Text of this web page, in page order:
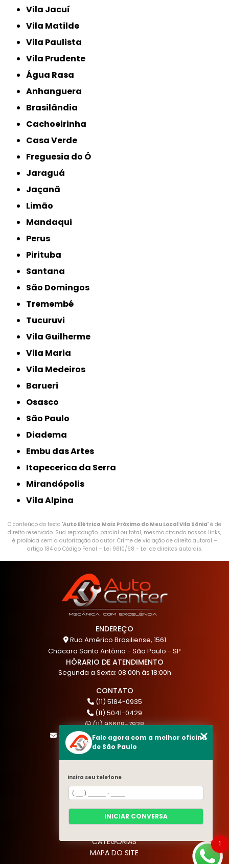
Vila Jacuí
Vila Matilde
Vila Paulista
Vila Prudente
Água Rasa
Anhanguera
Brasilândia
Cachoeirinha
Casa Verde
Freguesia do Ó
Jaraguá
Jaçanã
Limão
Mandaqui
Perus
Pirituba
Santana
São Domingos
Tremembé
Tucuruvi
Vila Guilherme
Vila Maria
Vila Medeiros
Barueri
Osasco
São Paulo
Diadema
Embu das Artes
Itapecerica da Serra
Mirandópolis
Vila Alpina
O conteúdo do texto "Auto Elétrica Mais Próximo do Meu Local Vila Sônia" é de
direito reservado. Sua reprodução, parcial ou total, mesmo citando nossos links,
é proibida sem a autorização do autor. Crime de violação de direito autoral –
artigo 184 do Código Penal – Lei 9610/98 - Lei de direitos autorais.
ENDEREÇO
Rua Américo Brasiliense, 1561
Chácara Santo Antônio - São Paulo - SP
HÓRARIO DE ATENDIMENTO
Segunda a Sexta: 08:00h às 18:00h
CONTATO
(11) 5184-0935
(11) 5041-0429
(11) 96608-7938
atendimento@akautocenter.com.br
MENU
HOME
QUEM SOMOS
SERVIÇOS
BLOG
CATEGORIAS
MAPA DO SITE
1
Fale agora com a melhor oficina
de São Paulo
Insira seu telefone
INICIAR CONVERSA